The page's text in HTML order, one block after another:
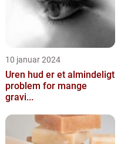
10 januar 2024
Uren hud er et almindeligt
problem for mange
gravi...